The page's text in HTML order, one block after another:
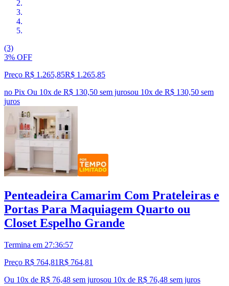
(3)
3% OFF
Preço R$ 1.265,85R$ 1.265,85
no Pix Ou 10x de R$ 130,50 sem jurosou 10x de R$ 130,50 sem
juros
Penteadeira Camarim Com Prateleiras e
Portas Para Maquiagem Quarto ou
Closet Espelho Grande
Termina em 27:36:56
Preço R$ 764,81R$ 764,81
Ou 10x de R$ 76,48 sem jurosou 10x de R$ 76,48 sem juros